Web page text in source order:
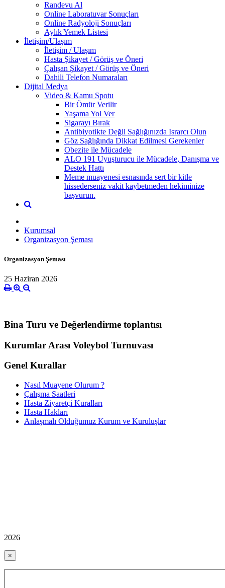
Randevu Al
Online Laboratuvar Sonuçları
Online Radyoloji Sonuçları
Aylık Yemek Listesi
İletişim/Ulaşım
İletişim / Ulaşım
Hasta Şikayet / Görüş ve Öneri
Çalışan Şikayet / Görüş ve Öneri
Dahili Telefon Numaraları
Dijital Medya
Video & Kamu Spotu
Bir Ömür Verilir
Yaşama Yol Ver
Sigarayı Bırak
Antibiyotikte Değil Sağlığınızda Israrcı Olun
Göz Sağlığında Dikkat Edilmesi Gerekenler
Obezite ile Mücadele
ALO 191 Uyuşturucu ile Mücadele, Danışma ve
Destek Hattı
Meme muayenesi esnasında sert bir kitle
hissederseniz vakit kaybetmeden hekiminize
başvurun.
Kurumsal
Organizasyon Şeması
Organizasyon Şeması
25 Haziran 2026
Bina Turu ve Değerlendirme toplantısı
Kurumlar Arası Voleybol Turnuvası
Genel Kurallar
Nasıl Muayene Olurum ?
Çalışma Saatleri
Hasta Ziyaretçi Kuralları
Hasta Hakları
Anlaşmalı Olduğumuz Kurum ve Kuruluşlar
2026
×